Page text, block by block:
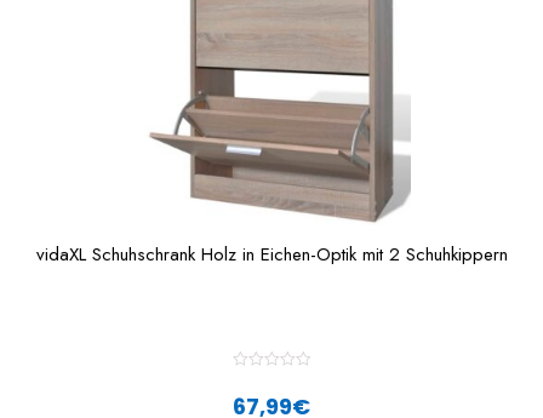
vidaXL Schuhschrank Holz in Eichen-Optik mit 2 Schuhkippern
a
t67,99€